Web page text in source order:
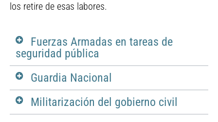
los retire de esas labores.
Fuerzas Armadas en tareas de
seguridad pública
Guardia Nacional
Militarización del gobierno civil